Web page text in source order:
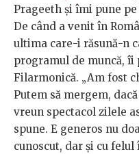
Prageeth și îmi pune
De când a venit în
ultima care-i răsună-n
programul de muncă, îi
Filarmonică. „Am fost
Putem să mergem,
vreun spectacol zilele
spune. E generos nu
cunoscut, dar și cu felul